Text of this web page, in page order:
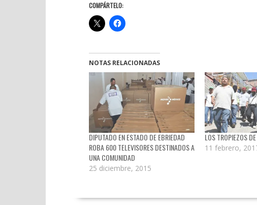
COMPÁRTELO:
NOTAS RELACIONADAS
DIPUTADO EN ESTADO DE EBRIEDAD
ROBA 600 TELEVISORES DESTINADOS A
UNA COMUNIDAD
25 diciembre, 2015
LOS TROPIEZOS
11 febrero,